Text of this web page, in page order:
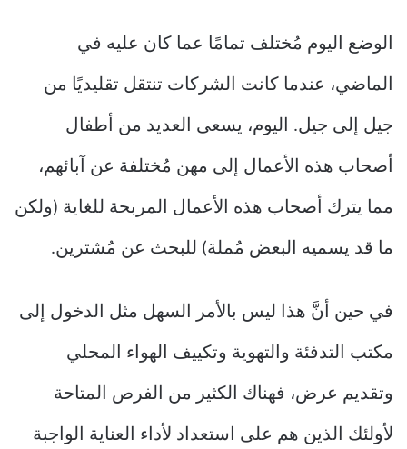
الوضع اليوم مُختلف تمامًا عما كان عليه في
الماضي، عندما كانت الشركات تنتقل تقليديًا من
جيل إلى جيل. اليوم، يسعى العديد من أطفال
أصحاب هذه الأعمال إلى مهن مُختلفة عن آبائهم،
مما يترك أصحاب هذه الأعمال المربحة للغاية (ولكن
ما قد يسميه البعض مُملة) للبحث عن مُشترين.
في حين أنَّ هذا ليس بالأمر السهل مثل الدخول إلى
مكتب التدفئة والتهوية وتكييف الهواء المحلي
وتقديم عرض، فهناك الكثير من الفرص المتاحة
لأولئك الذين هم على استعداد لأداء العناية الواجبة